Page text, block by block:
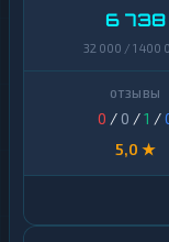
6 738
32 000 / 1 400
0 / 0 /1 /
5,0 ★